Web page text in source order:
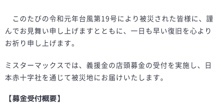
このたびの令和元年台風第19号により被災された皆様に、謹
んでお見舞い申し上げますとともに、一日も早い復旧を心より
お祈り申し上げます。
ミスターマックスでは、義援金の店頭募金の受付を実施し、日
本赤十字社を通じて被災地にお届けいたします。
【募金受付概要】